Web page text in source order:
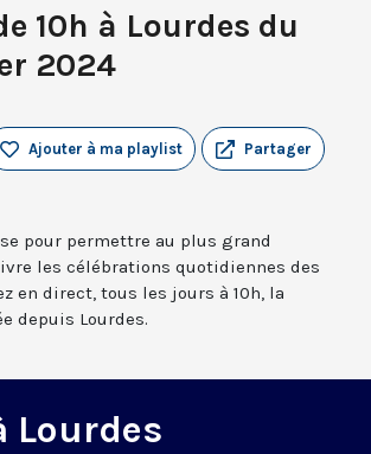
10h à Lourdes du
2024
Partager
Ajouter à ma playlist
pour permettre au plus grand
les célébrations quotidiennes des
en direct, tous les jours à 10h, la
depuis Lourdes.
Lourdes